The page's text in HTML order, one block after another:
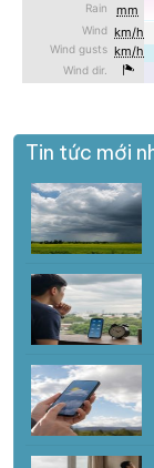
Tin tức mới